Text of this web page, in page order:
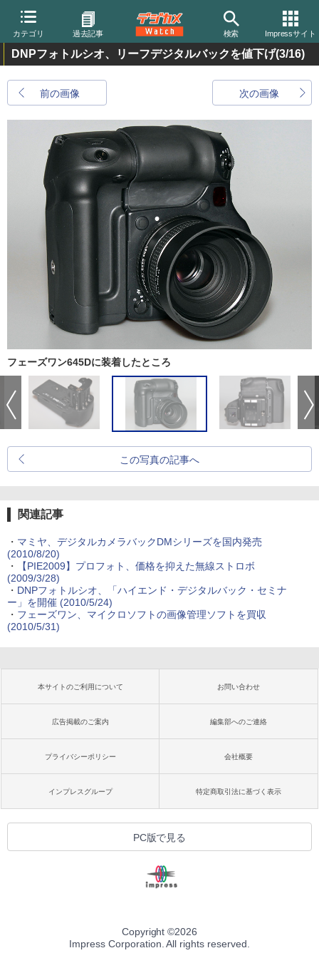
カテゴリ 過去記事 検索 Impressサイト
DNPフォトルシオ、リーフデジタルバックを値下げ(3/16)
前の画像 次の画像
フェーズワン645Dに装着したところ
この写真の記事へ
関連記事
・ マミヤ、デジタルカメラバックDMシリーズを国内発売
(2010/8/20)
・
【PIE2009】プロフォト、価格を抑えた無線ストロボ
(2009/3/28)
・ DNPフォトルシオ、「ハイエンド・デジタルバック・セミナ
ー」を開催 (2010/5/24)
・ フェーズワン、マイクロソフトの画像管理ソフトを買収
(2010/5/31)
本サイトのご利用について お問い合わせ
広告掲載のご案内 編集部へのご連絡
プライバシーポリシー 会社概要
インプレスグループ 特定商取引法に基づく表示
PC版で見る
Copyright ©2026
Impress Corporation. All rights reserved.